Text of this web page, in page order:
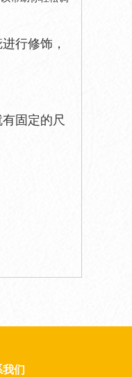
行修饰，
固定的尺
我们